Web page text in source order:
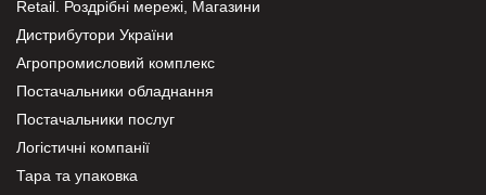
Retail. Роздрібні мережі, Магазини
Дистрибутори України
Агропромисловий комплекс
Постачальники обладнання
Постачальники послуг
Логістичні компанії
Тара та упаковка